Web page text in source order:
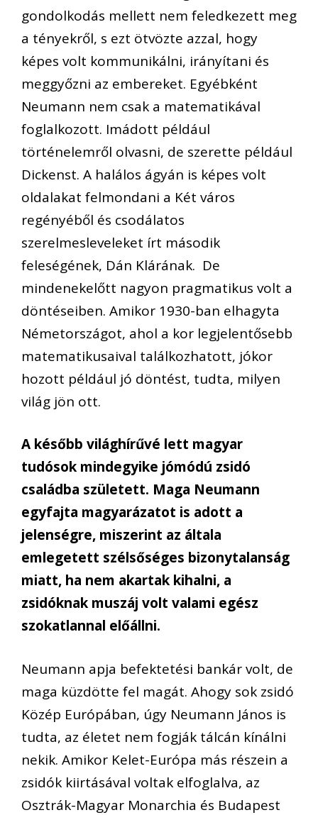
gondolkodás mellett nem feledkezett meg
a tényekről, s ezt ötvözte azzal, hogy
képes volt kommunikálni, irányítani és
meggyőzni az embereket. Egyébként
Neumann nem csak a matematikával
foglalkozott. Imádott például
történelemről olvasni, de szerette például
Dickenst. A halálos ágyán is képes volt
oldalakat felmondani a Két város
regényéből és csodálatos
szerelmesleveleket írt második
feleségének, Dán Klárának. De
mindenekelőtt nagyon pragmatikus volt a
döntéseiben. Amikor 1930-ban elhagyta
Németországot, ahol a kor legjelentősebb
matematikusaival találkozhatott, jókor
hozott például jó döntést, tudta, milyen
világ jön ott.
A később világhírűvé lett magyar
tudósok mindegyike jómódú zsidó
családba született. Maga Neumann
egyfajta magyarázatot is adott a
jelenségre, miszerint az általa
emlegetett szélsőséges bizonytalanság
miatt, ha nem akartak kihalni, a
zsidóknak muszáj volt valami egész
szokatlannal előállni.
Neumann apja befektetési bankár volt, de
maga küzdötte fel magát. Ahogy sok zsidó
Közép Európában, úgy Neumann János is
tudta, az életet nem fogják tálcán kínálni
nekik. Amikor Kelet-Európa más részein a
zsidók kiirtásával voltak elfoglalva, az
Osztrák-Magyar Monarchia és Budapest